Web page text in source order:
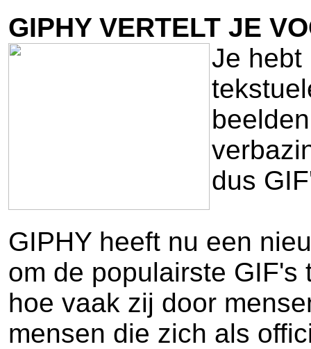
GIPHY VERTELT JE
Je hebt
dus
GIPHY heeft nu een
om de populairste
hoe vaak zij door
mensen die zich als